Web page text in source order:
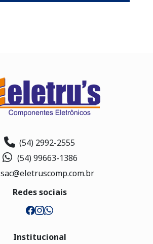
(54) 2992-2555
(54) 99663-1386
sac@eletruscomp.com.br
Redes sociais
Institucional